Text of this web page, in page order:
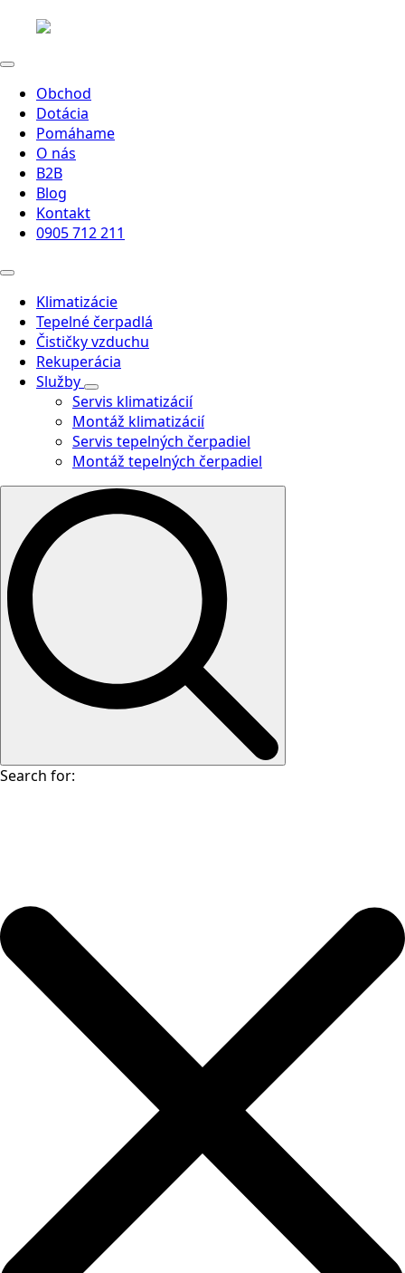
Obchod
Dotácia
Pomáhame
O nás
B2B
Blog
Kontakt
0905 712 211
Klimatizácie
Tepelné čerpadlá
Čističky vzduchu
Rekuperácia
Služby
Servis klimatizácií
Montáž klimatizácií
Servis tepelných čerpadiel
Montáž tepelných čerpadiel
Search for: